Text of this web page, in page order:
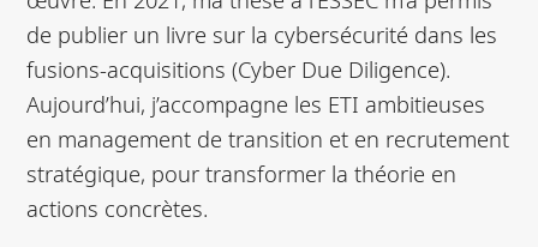
de publier un livre sur la cybersécurité dans les
fusions-acquisitions (Cyber Due Diligence).
Aujourd’hui, j’accompagne les ETI ambitieuses
en management de transition et en recrutement
stratégique, pour transformer la théorie en
actions concrètes.